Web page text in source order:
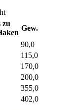
zu
Gew.
90,0
115,0
170,0
200,0
355,0
402,0